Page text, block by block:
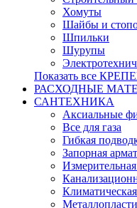
Хомуты
Шайбы и
Шпильки
Шурупы
Показать все
РАСХОДНЫЕ
САНТЕХНИКА
Аксиальные
Все для газа
Гибкая
Запорная